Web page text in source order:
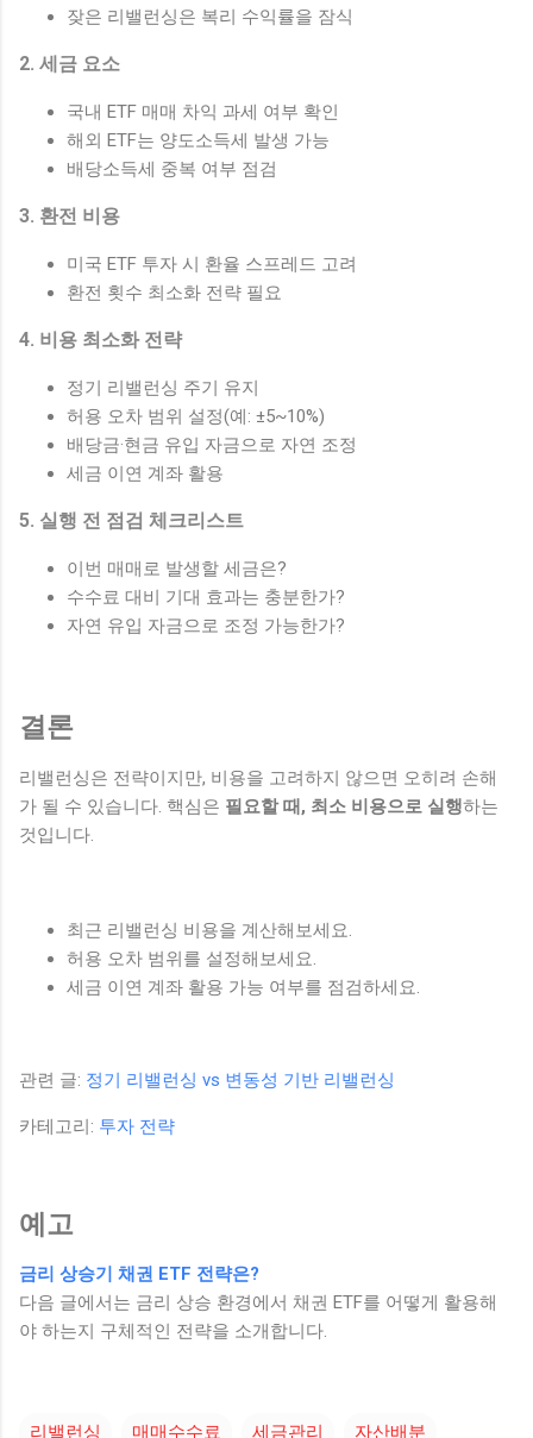
잦은 리밸런싱은 복리 수익률을 잠식
2. 세금 요소
국내 ETF 매매 차익 과세 여부 확인
해외 ETF는 양도소득세 발생 가능
배당소득세 중복 여부 점검
3. 환전 비용
미국 ETF 투자 시 환율 스프레드 고려
환전 횟수 최소화 전략 필요
4. 비용 최소화 전략
정기 리밸런싱 주기 유지
허용 오차 범위 설정(예: ±5~10%)
배당금·현금 유입 자금으로 자연 조정
세금 이연 계좌 활용
5. 실행 전 점검 체크리스트
이번 매매로 발생할 세금은?
수수료 대비 기대 효과는 충분한가?
자연 유입 자금으로 조정 가능한가?
결론
리밸런싱은 전략이지만, 비용을 고려하지 않으면 오히려 손해
가 될 수 있습니다. 핵심은 필요할 때, 최소 비용으로 실행하는
것입니다.
최근 리밸런싱 비용을 계산해보세요.
허용 오차 범위를 설정해보세요.
세금 이연 계좌 활용 가능 여부를 점검하세요.
관련 글: 정기 리밸런싱 vs 변동성 기반 리밸런싱
카테고리: 투자 전략
예고
금리 상승기 채권 ETF 전략은?
다음 글에서는 금리 상승 환경에서 채권 ETF를 어떻게 활용해
야 하는지 구체적인 전략을 소개합니다.
리밸런싱 매매수수료 세금관리 자산배분